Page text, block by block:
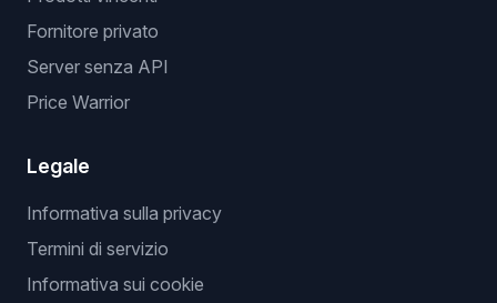
Fornitore privato
Server senza API
Price Warrior
Legale
Informativa sulla privacy
Termini di servizio
Informativa sui cookie